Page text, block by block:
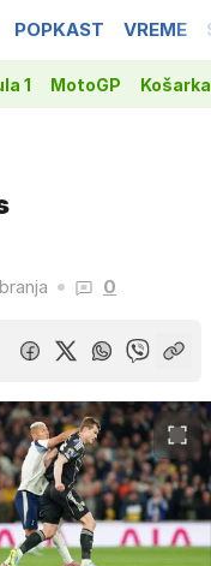
POPKAST VREME
1 MotoGP Košarka
0